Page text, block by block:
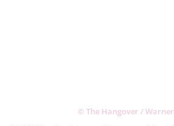
© The Hangover /